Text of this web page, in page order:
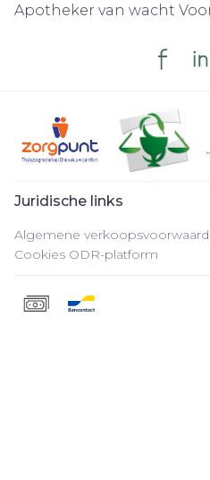
Apotheker van wacht
Juridische links
Algemene
Cookies ODR-platform